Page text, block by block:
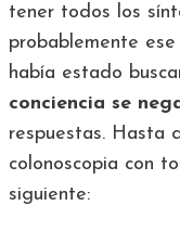
tener todos los
probablemente
había estado
conciencia se
respuestas. Hasta
colonoscopia con
siguiente: